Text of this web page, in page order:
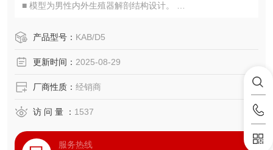
■ 模型为男性内外生殖器解剖结构设计。
产品型号： KAB/D5
更新时间： 2025-08-29
厂商性质： 经销商
访 问 量 ： 1537
服务热线